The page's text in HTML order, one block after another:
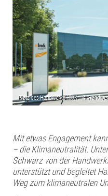
Mit etwas Engagement
– die Klimaneutralität.
Schwarz von der
unterstützt und begleitet
Weg zum klimaneutralen